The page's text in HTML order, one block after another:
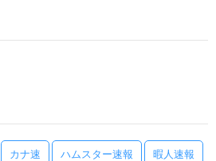
カナ速 ハムスター速報 暇人速報